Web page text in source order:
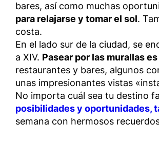
bares, así como muchas
para relajarse y tomar el sol.
costa.
En el lado sur de la ciudad, se
a XIV. Pasear por las murallas
restaurantes y bares, algunos
unas impresionantes vistas
No importa cuál sea tu destino
posibilidades y oportunidades,
semana con hermosos